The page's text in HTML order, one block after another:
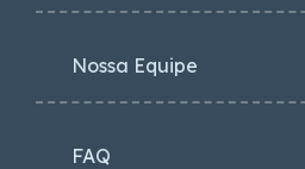
Nossa Equipe
FAQ